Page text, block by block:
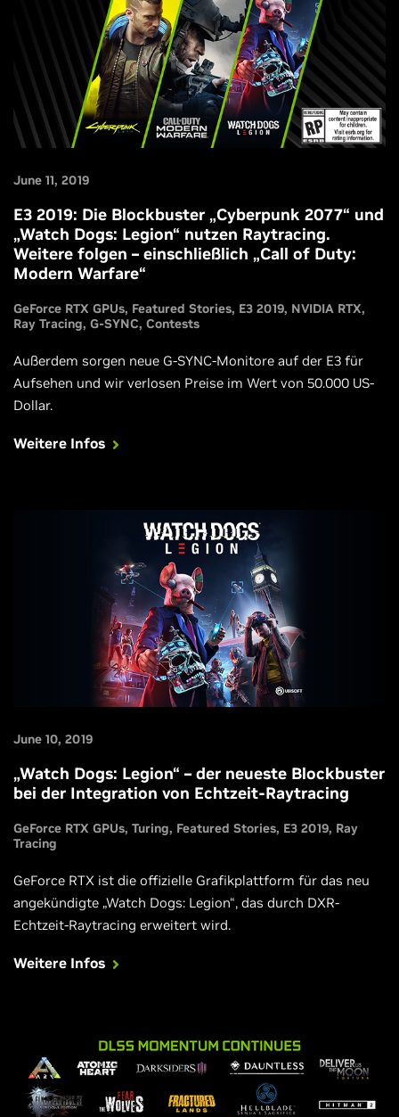
June 11, 2019
E3 2019: Die Blockbuster „Cyberpunk 2077“ und
„Watch Dogs: Legion“ nutzen Raytracing.
Weitere folgen – einschließlich „Call of Duty:
Modern Warfare“
GeForce RTX GPUs Featured Stories E3 2019 NVIDIA RTX
Ray Tracing G-SYNC Contests
Außerdem sorgen neue G-SYNC-Monitore auf der E3 für
Aufsehen und wir verlosen Preise im Wert von 50.000 US-
Dollar.
Weitere Infos
June 10, 2019
„Watch Dogs: Legion“ – der neueste Blockbuster
bei der Integration von Echtzeit-Raytracing
GeForce RTX GPUs Turing Featured Stories E3 2019 Ray
Tracing
GeForce RTX ist die offizielle Grafikplattform für das neu
angekündigte „Watch Dogs: Legion“, das durch DXR-
Echtzeit-Raytracing erweitert wird.
Weitere Infos